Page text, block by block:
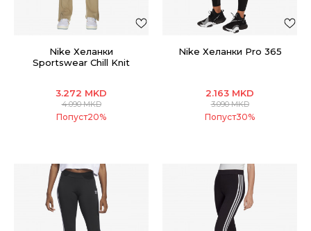
Nike Хеланки
Sportswear Chill Knit
3.272 MKD
4.090MKD
Попуст20%
Nike Хеланки Pro 365
2.163 MKD
3.090MKD
Попуст30%